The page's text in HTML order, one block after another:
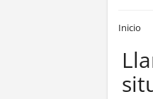
Inicio